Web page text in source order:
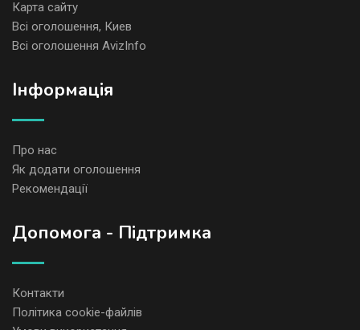
Карта сайту
Всі оголошення, Киев
Всі оголошення AvizInfo
Iнформація
Про нас
Як додати оголошення
Рекомендації
Допомога - Підтримка
Контакти
Політика cookie-файлів